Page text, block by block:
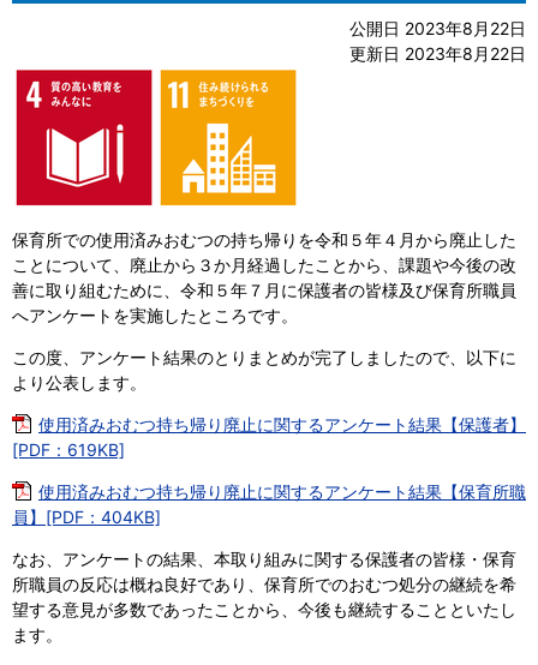
公開日 2023年8月22日
更新日 2023年8月22日
保育所での使用済みおむつの持ち帰りを令和５年４月から廃止した
ことについて、廃止から３か月経過したことから、課題や今後の改
善に取り組むために、令和５年７月に保護者の皆様及び保育所職員
へアンケートを実施したところです。
この度、アンケート結果のとりまとめが完了しましたので、以下に
より公表します。
使用済みおむつ持ち帰り廃止に関するアンケート結果【保護者】
[PDF：619KB]
使用済みおむつ持ち帰り廃止に関するアンケート結果【保育所職
員】[PDF：404KB]
なお、アンケートの結果、本取り組みに関する保護者の皆様・保育
所職員の反応は概ね良好であり、保育所でのおむつ処分の継続を希
望する意見が多数であったことから、今後も継続することといたし
ます。